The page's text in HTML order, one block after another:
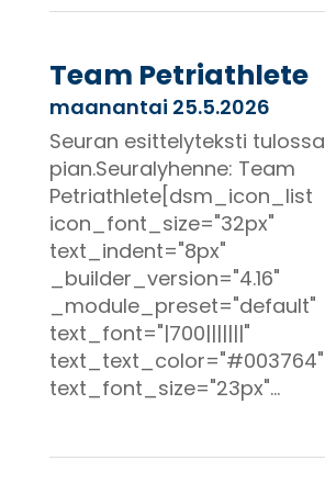
Team Petriathlete
maanantai 25.5.2026
Seuran esittelyteksti tulossa
pian.Seuralyhenne: Team
Petriathlete[dsm_icon_list
icon_font_size="32px"
text_indent="8px"
_builder_version="4.16"
_module_preset="default"
text_font="|700|||||||"
text_text_color="#003764"
text_font_size="23px"...